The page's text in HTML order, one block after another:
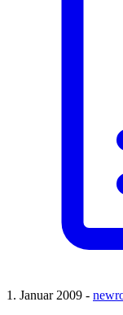
1. Januar 2009 -